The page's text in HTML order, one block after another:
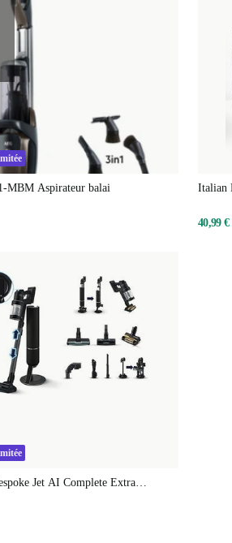
MBM Aspirateur balai Italian
40,99 €
Jet AI Complete Extra